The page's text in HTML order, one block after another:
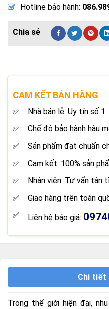
Hotline bảo hành:
CAM KẾT BÁN HÀNG
Nhà bán lẻ: Uy tín số 1
Chế độ bảo hành hậu
Sản phẩm đạt chuẩn
Cam kết: 100% sản
Nhân viên: Tư vấn tận
Giao hàng trên toàn
Liên hệ báo giá:
Chi tiết
Trong thế giới hiện đại,